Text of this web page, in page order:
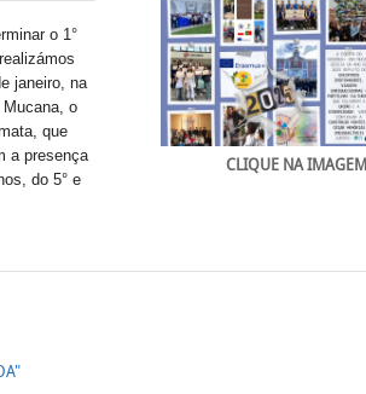
o 1°
janeiro, na
o
que
a presença
do 5° e
CLIQUE NA IMAGEM